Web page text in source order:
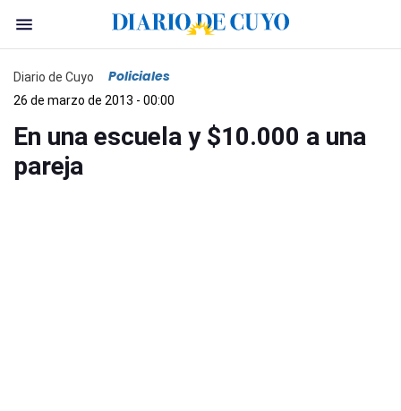
Diario de Cuyo Policiales
26 de marzo de 2013 - 00:00
En una escuela y $10.000 a una
pareja